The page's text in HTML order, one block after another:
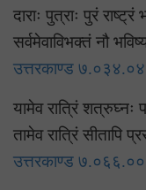
दाराः पुत्राः पुरं
सर्वमेवाविभक्तं नौ
उत्तरकाण्ड
यामेव रात्रिं शत्रुघ्नः
तामेव रात्रिं सीतापि
उत्तरकाण्ड